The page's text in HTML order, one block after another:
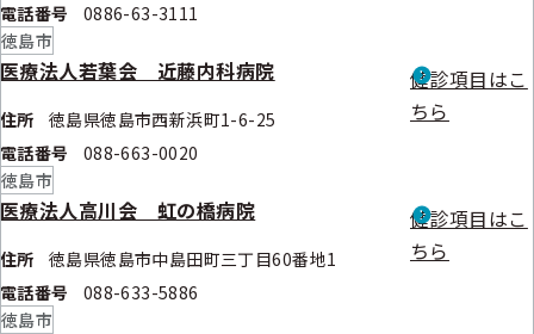
電話番号
0886-63-3111
徳島市
医療法人若葉会 近藤内科病院
住所
徳島県徳島市西新浜町1-6-25
電話番号
088-663-0020
健診項目はこ
ちら
徳島市
医療法人高川会 虹の橋病院
住所
徳島県徳島市中島田町三丁目60番地1
電話番号
088-633-5886
健診項目はこ
ちら
徳島市